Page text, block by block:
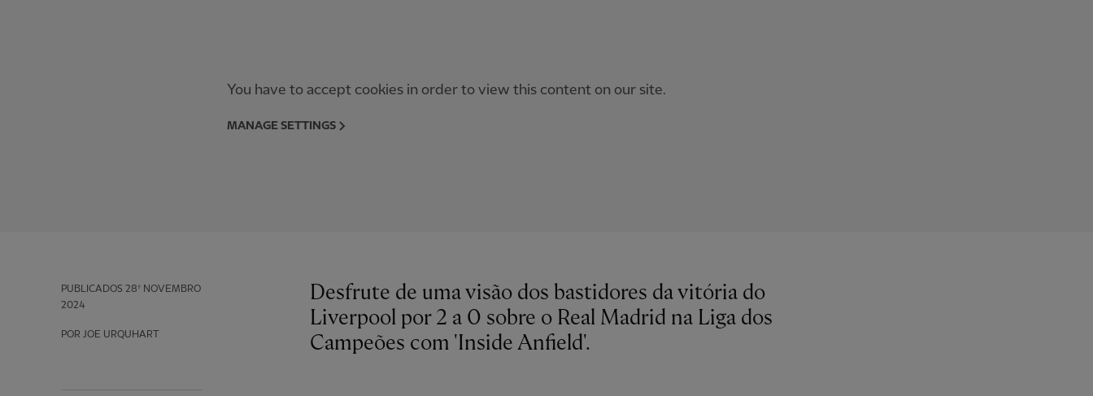
You have to accept cookies in order to view this content on our site.
MANAGE SETTINGS
PUBLICADOS 28º NOVEMBRO
2024
POR JOE URQUHART
Desfrute de uma visão dos bastidores da vitória do
Liverpool por 2 a 0 sobre o Real Madrid na Liga dos
Campeões com 'Inside Anfield'.